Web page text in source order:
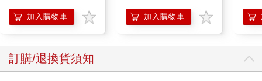
加入購物車
調理頭皮洗髮液/0矽靈
滋潤洗頭髮水/一般髮
加入購物車
訂購/退換貨須知